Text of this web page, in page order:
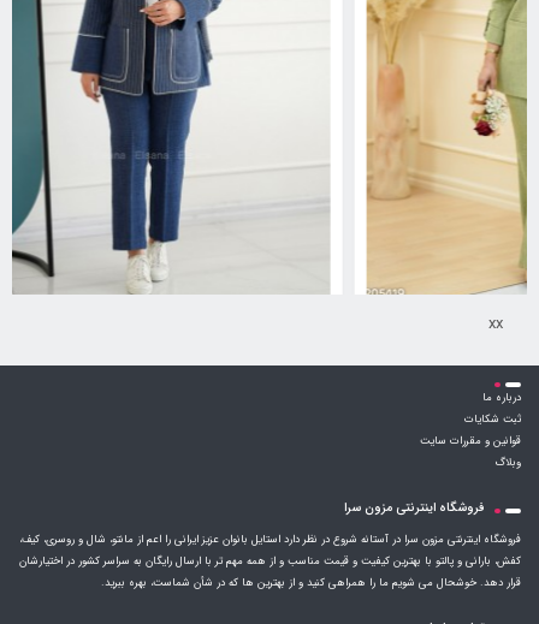
کت مدل
xx
درباره ما
ثبت شکایات
قوانین و مقررات سایت
وبلاگ
فروشگاه اینترنتی مزون سرا
فروشگاه اینترنتی مزون سرا در آستانه شروع در نظر دارد استایل بانوان عزیز ایرانی را اعم از مانتو، شال و روسری، کیف،
کفش، بارانی و پالتو با بهترین کیفیت و قیمت مناسب و از همه مهم تر با ارسال رایگان به سراسر کشور در اختیارشان
قرار دهد. خوشحال می شویم ما را همراهی کنید و از بهترین ها که در شأن شماست، بهره ببرید.